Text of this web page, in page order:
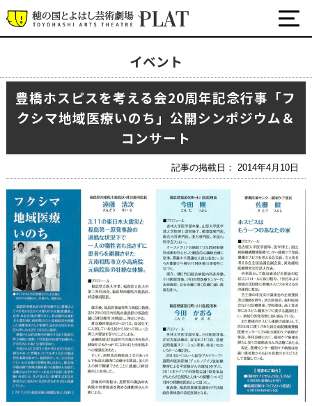
公式SNS
アクセシビリティ/
サービス
会員制度のご案内
座席表 月間スケジュール
イベント
豊橋ホスピスを考える会20周年記念行事「フ
クシマ地域医療いのち」公開シンポジウム＆
コンサート
記事の掲載日： 2014年4月10日
最新の公演・イベント情報
演劇・ダンス・音楽など
ワークショップ・講座
プラットについて
チケット・座席表・鑑賞サポートなど
施設の利用について
サポート
関連団体・施設